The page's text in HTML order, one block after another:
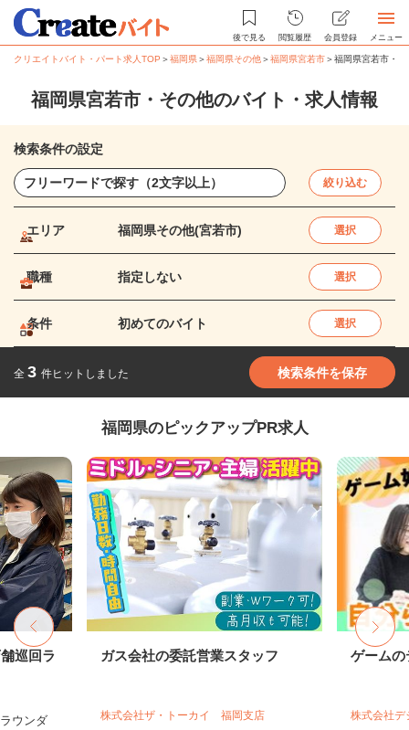
後で見る 閲覧履歴 会員登録 メニュー
クリエイトバイト・パート求人TOP ＞福岡県＞福岡県その他＞福岡県宮若市＞福岡県宮若市・
福岡県宮若市・その他のバイト・求人情報
検索条件の設定
絞り込む
エリア 福岡県その他(宮若市) 選択
職種 指定しない 選択
条件 初めてのバイト 選択
全 3 件ヒットしました 検索条件を保存
福岡県のピックアップPR求人
巡回ラ
ウンダ
ガス会社の委託営業スタッフ
株式会社ザ・トーカイ 福岡支店
ゲームの
株式会社